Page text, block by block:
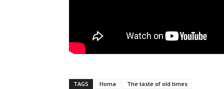
TAGS Homa The taste of old times